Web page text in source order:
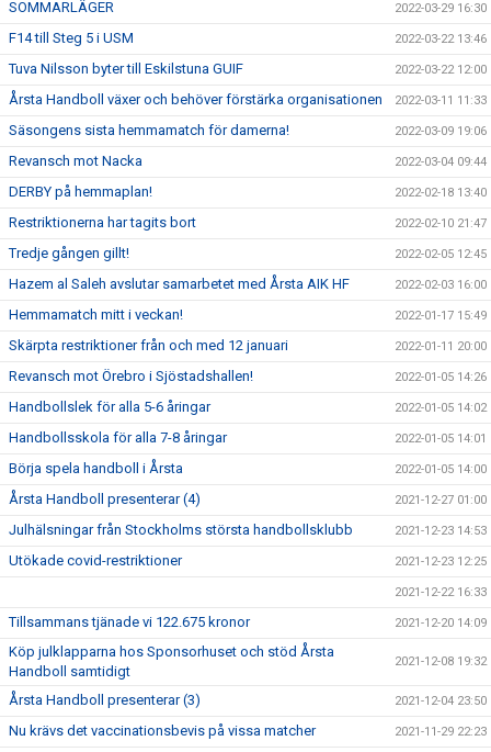
SOMMARLÄGER 2022-03-29 16:30
F14 till Steg 5 i USM 2022-03-22 13:46
Tuva Nilsson byter till Eskilstuna GUIF 2022-03-22 12:00
Årsta Handboll växer och behöver förstärka organisationen 2022-03-11 11:33
Säsongens sista hemmamatch för damerna! 2022-03-09 19:06
Revansch mot Nacka 2022-03-04 09:44
DERBY på hemmaplan! 2022-02-18 13:40
Restriktionerna har tagits bort 2022-02-10 21:47
Tredje gången gillt! 2022-02-05 12:45
Hazem al Saleh avslutar samarbetet med Årsta AIK HF 2022-02-03 16:00
Hemmamatch mitt i veckan! 2022-01-17 15:49
Skärpta restriktioner från och med 12 januari 2022-01-11 20:00
Revansch mot Örebro i Sjöstadshallen! 2022-01-05 14:26
Handbollslek för alla 5-6 åringar 2022-01-05 14:02
Handbollsskola för alla 7-8 åringar 2022-01-05 14:01
Börja spela handboll i Årsta 2022-01-05 14:00
Årsta Handboll presenterar (4) 2021-12-27 01:00
Julhälsningar från Stockholms största handbollsklubb 2021-12-23 14:53
Utökade covid-restriktioner 2021-12-23 12:25
2021-12-22 16:33
Tillsammans tjänade vi 122.675 kronor 2021-12-20 14:09
Köp julklapparna hos Sponsorhuset och stöd Årsta
Handboll samtidigt
2021-12-08 19:32
Årsta Handboll presenterar (3) 2021-12-04 23:50
Nu krävs det vaccinationsbevis på vissa matcher 2021-11-29 22:23